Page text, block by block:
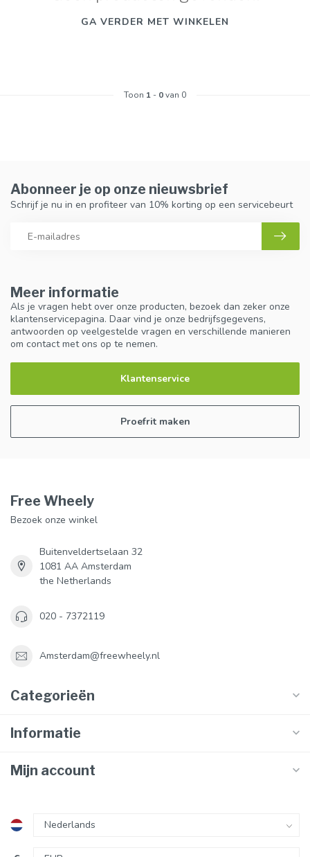
GA VERDER MET WINKELEN
Toon 1 - 0van 0
Meer informatie
Als je vragen hebt over onze producten, bezoek dan zeker onze
klantenservicepagina. Daar vind je onze bedrijfsgegevens,
antwoorden op veelgestelde vragen en verschillende manieren
om contact met ons op te nemen.
Klantenservice
Proefrit maken
Abonneer je op onze nieuwsbrief
Schrijf je nu in en profiteer van 10% korting op een servicebeurt
Free Wheely
Bezoek onze winkel
Buitenveldertselaan 32
1081 AA Amsterdam
the Netherlands
020 - 7372119
Amsterdam@freewheely.nl
Categorieën
Informatie
Mijn account